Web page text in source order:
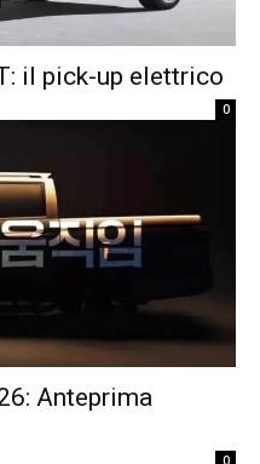
il pick-up elettrico
0
Anteprima
0